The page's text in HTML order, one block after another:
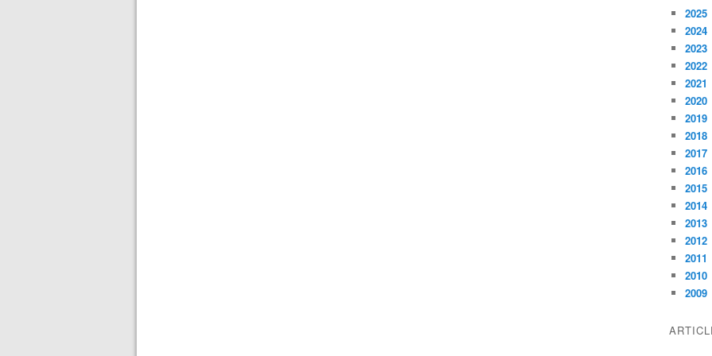
2025
2024
2023
2022
2021
2020
2019
2018
2017
2016
2015
2014
2013
2012
2011
2010
2009